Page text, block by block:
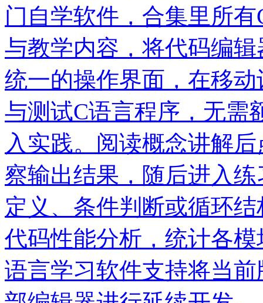
门自学软件，合集里所
与教学内容，将代码编
统一的操作界面，在移
与测试C语言程序，无需
入实践。阅读概念讲解
察输出结果，随后进入
定义、条件判断或循环
代码性能分析，统计各
语言学习软件支持将当